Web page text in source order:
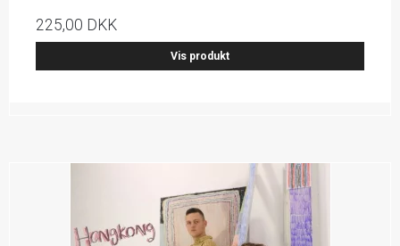
225,00 DKK
Vis produkt